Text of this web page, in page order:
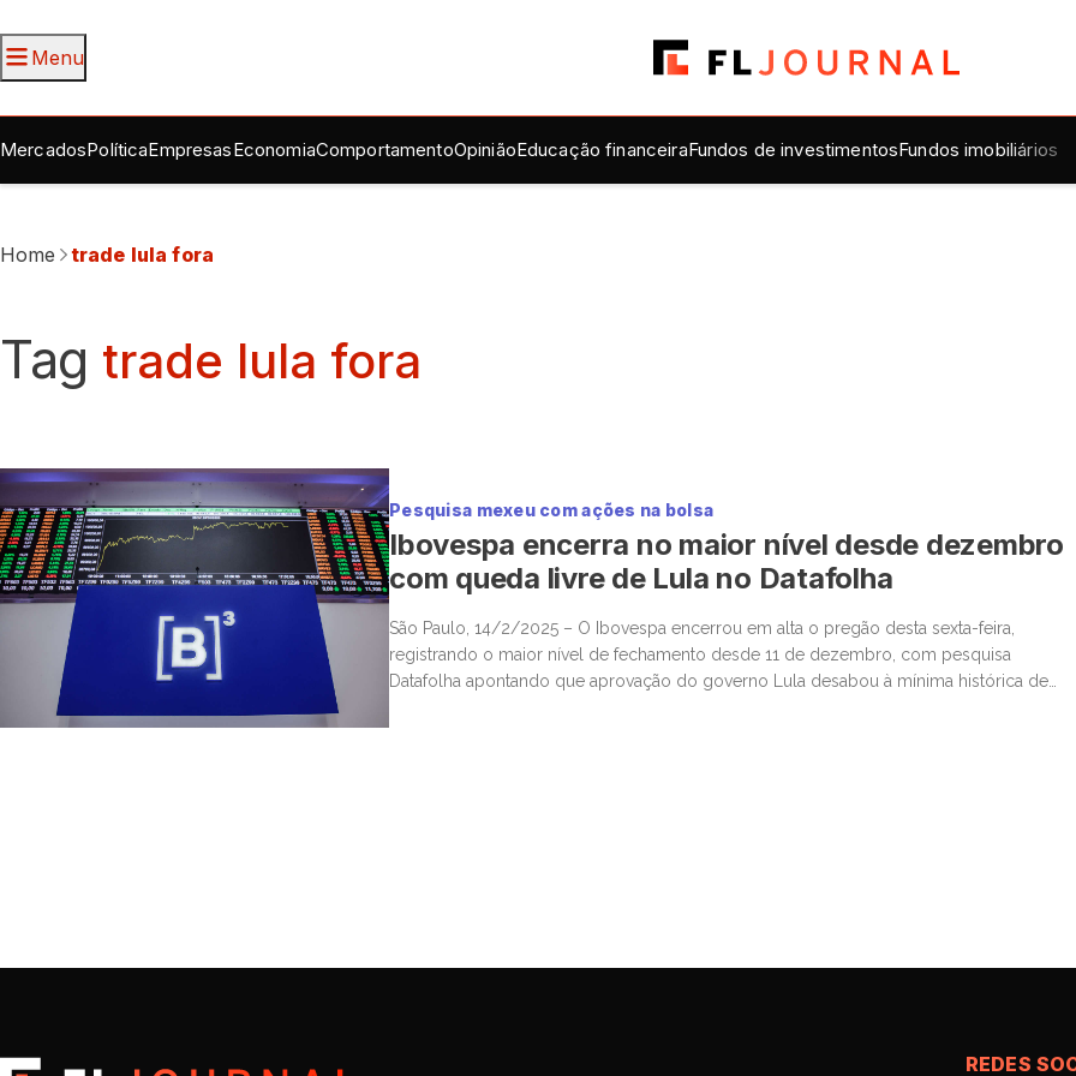
Menu
MercadosPolíticaEmpresasEconomiaComportamentoOpiniãoEducação financeiraFundos de investimentosFundos imobiliários
Home trade lula fora
Tag trade lula fora
Pesquisa mexeu com ações na bolsa
Ibovespa encerra no maior nível desde dezembro
com queda livre de Lula no Datafolha
São Paulo, 14/2/2025 – O Ibovespa encerrou em alta o pregão desta sexta-feira,
registrando o maior nível de fechamento desde 11 de dezembro, com pesquisa
Datafolha apontando que aprovação do governo Lula desabou à mínima histórica de
REDES